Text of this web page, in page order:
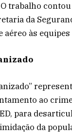
trabalho
da
às equipes
ao
para
da